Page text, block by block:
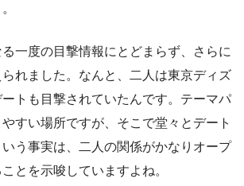
一度の目撃情報にとどまらず、さらに
れました。なんと、二人は東京ディズ
トも目撃されていたんです。テーマパ
すい場所ですが、そこで堂々とデート
う事実は、二人の関係がかなりオープ
とを示唆していますよね。